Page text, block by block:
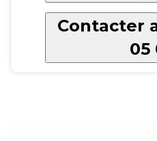
Contacter
05